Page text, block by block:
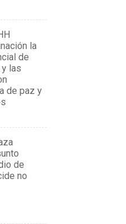
la
de
las
de paz y
de
no